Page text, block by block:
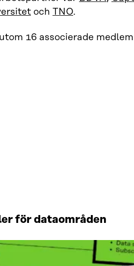
och TNO.
16 associerade
för dataområden